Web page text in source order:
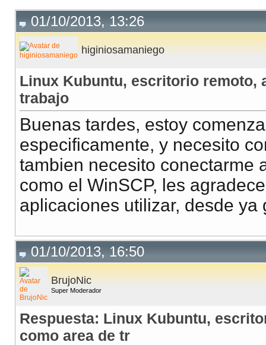
01/10/2013, 13:26
higiniosamaniego
Linux Kubuntu, escritorio remoto,
trabajo
Buenas tardes, estoy
especificamente, y necesito
tambien necesito conectarme
como el WinSCP, les
aplicaciones utilizar, desde ya
01/10/2013, 16:50
BrujoNic
Super Moderador
Respuesta: Linux Kubuntu,
como area de tr